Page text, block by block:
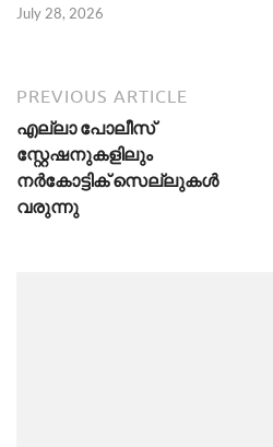
July 28, 2026
PREVIOUS ARTICLE
എല്ലാ പോലീസ്
സ്റ്റേഷനുകളിലും
നർകോട്ടിക് സെല്ലുകൾ
വരുന്നു